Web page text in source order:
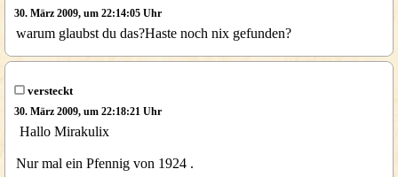
30. März 2009, um 22:14:05 Uhr
warum glaubst du das?Haste noch nix gefunden?
versteckt
30. März 2009, um 22:18:21 Uhr
Hallo Mirakulix
Nur mal ein Pfennig von 1924 .